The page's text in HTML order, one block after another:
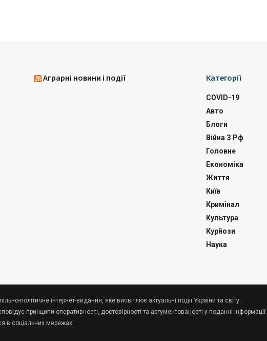
Аграрні новини і події Категорії
COVID-19
Авто
Блоги
Війна З Рф
Головне
Економіка
Життя
Київ
Кримінал
Культура
Курйози
Наука
політичне інтернет-видання, яке висвітлює актуальні події України та світу.
принципи оперативності, достовірності та аргументованості у поданні інформації.
в соціальних мережах.